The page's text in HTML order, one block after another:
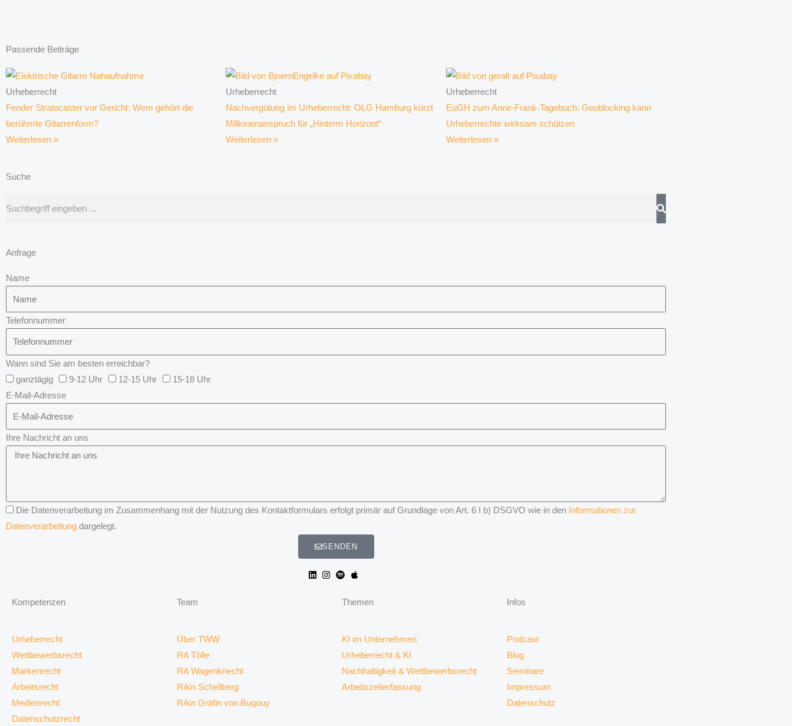
Passende Beiträge
Urheberrecht
Fender Stratocaster vor Gericht: Wem gehört die
berühmte Gitarrenform?
Weiterlesen »
Urheberrecht
Nachvergütung im Urheberrecht: OLG Hamburg kürzt
Millionenanspruch für „Hinterm Horizont“
Weiterlesen »
Urheberrecht
EuGH zum Anne-Frank-Tagebuch: Geoblocking kann
Urheberrechte wirksam schützen
Weiterlesen »
Suche
Anfrage
Name
Telefonnummer
Wann sind Sie am besten erreichbar?
ganztägig
9-12 Uhr 12-15 Uhr
15-18 Uhr
E-Mail-Adresse
Ihre Nachricht an uns
Die Datenverarbeitung im Zusammenhang mit der Nutzung des Kontaktformulars erfolgt primär auf Grundlage von Art. 6 I b) DSGVO wie in den Informationen zur
Datenverarbeitung dargelegt.
SENDEN
Kompetenzen
Urheberrecht
Wettbewerbsrecht
Markenrecht
Arbeitsrecht
Medienrecht
Datenschutzrecht
Team
Über TWW
RA Tölle
RA Wagenknecht
RAin Schellberg
RAin Gräfin von Buqouy
Themen
KI im Unternehmen
Urheberrecht & KI
Nachhaltigkeit & Wettbewerbsrecht
Arbeitszeiterfassung
Infos
Podcast
Blog
Seminare
Impressum
Datenschutz